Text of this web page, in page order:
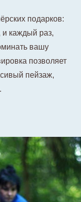
подарков:
и каждый раз,
вашу
позволяет
пейзаж,